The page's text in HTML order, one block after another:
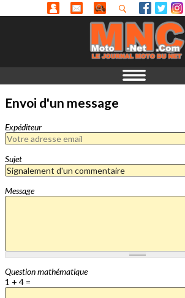
Envoi d'un message
Expéditeur
Sujet
Message
Question mathématique
1 + 4 =